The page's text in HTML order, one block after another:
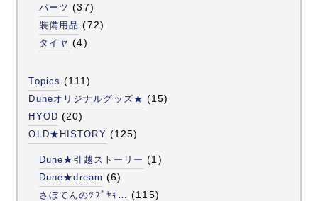
パーツ (37)
装備用品 (72)
タイヤ (4)
Topics (111)
Duneオリジナルグッズ★ (15)
HYOD (20)
OLD★HISTORY (125)
Dune★引越ストーリー (1)
Dune★dream (6)
さぼてんのﾂﾌﾞﾔｷ… (115)